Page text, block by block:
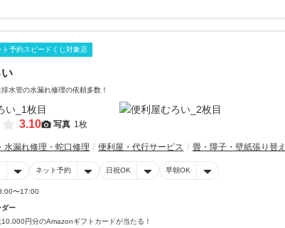
ト予約スピードくじ対象店
水管の水漏れ修理の依頼多数！
3.10 写真 1枚
水漏れ修理・蛇口修理 便利屋・代行サービス 畳・障子・壁紙張り替
ネット予約 日祝OK 早朝OK
〜17:00
ダー
円分のAmazonギフトカードが当たる！